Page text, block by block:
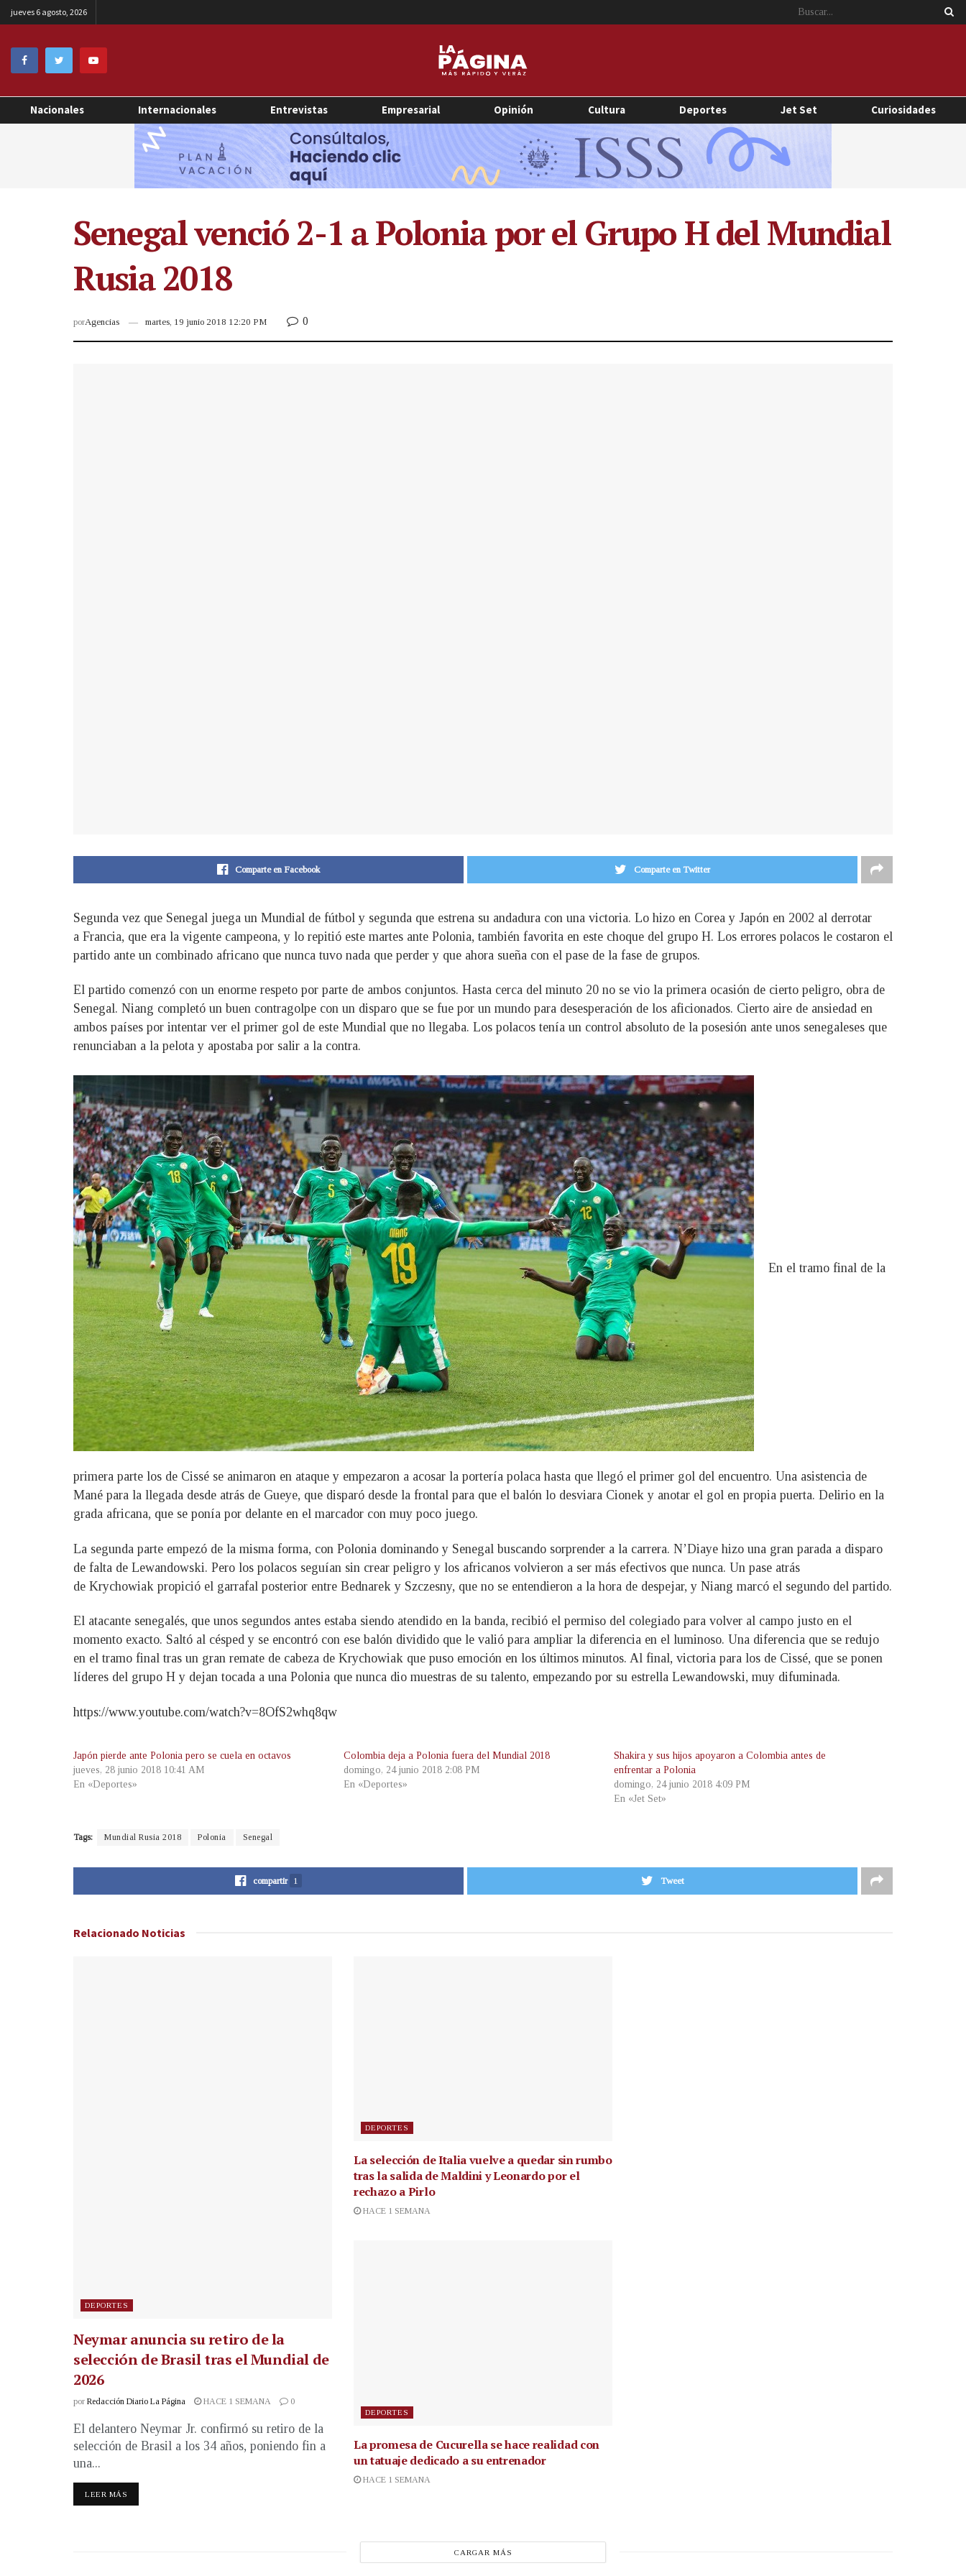
jueves 6 agosto, 2026
Nacionales Internacionales Entrevistas Empresarial Opinión Cultura Deportes Jet Set Curiosidades
Senegal venció 2-1 a Polonia por el Grupo H del Mundial
Rusia 2018
porAgencias martes, 19 junio 2018 12:20 PM 0
Comparte en Facebook Comparte en Twitter
Segunda vez que Senegal juega un Mundial de fútbol y segunda que estrena su andadura con una victoria. Lo hizo en Corea y Japón en 2002 al derrotar
a Francia, que era la vigente campeona, y lo repitió este martes ante Polonia, también favorita en este choque del grupo H. Los errores polacos le costaron el
partido ante un combinado africano que nunca tuvo nada que perder y que ahora sueña con el pase de la fase de grupos.
El partido comenzó con un enorme respeto por parte de ambos conjuntos. Hasta cerca del minuto 20 no se vio la primera ocasión de cierto peligro, obra de
Senegal. Niang completó un buen contragolpe con un disparo que se fue por un mundo para desesperación de los aficionados. Cierto aire de ansiedad en
ambos países por intentar ver el primer gol de este Mundial que no llegaba. Los polacos tenía un control absoluto de la posesión ante unos senegaleses que
renunciaban a la pelota y apostaba por salir a la contra.
En el tramo final de la
primera parte los de Cissé se animaron en ataque y empezaron a acosar la portería polaca hasta que llegó el primer gol del encuentro. Una asistencia de
Mané para la llegada desde atrás de Gueye, que disparó desde la frontal para que el balón lo desviara Cionek y anotar el gol en propia puerta. Delirio en la
grada africana, que se ponía por delante en el marcador con muy poco juego.
La segunda parte empezó de la misma forma, con Polonia dominando y Senegal buscando sorprender a la carrera. N’Diaye hizo una gran parada a disparo
de falta de Lewandowski. Pero los polacos seguían sin crear peligro y los africanos volvieron a ser más efectivos que nunca. Un pase atrás
de Krychowiak propició el garrafal posterior entre Bednarek y Szczesny, que no se entendieron a la hora de despejar, y Niang marcó el segundo del partido.
El atacante senegalés, que unos segundos antes estaba siendo atendido en la banda, recibió el permiso del colegiado para volver al campo justo en el
momento exacto. Saltó al césped y se encontró con ese balón dividido que le valió para ampliar la diferencia en el luminoso. Una diferencia que se redujo
en el tramo final tras un gran remate de cabeza de Krychowiak que puso emoción en los últimos minutos. Al final, victoria para los de Cissé, que se ponen
líderes del grupo H y dejan tocada a una Polonia que nunca dio muestras de su talento, empezando por su estrella Lewandowski, muy difuminada.
https://www.youtube.com/watch?v=8OfS2whq8qw
Japón pierde ante Polonia pero se cuela en octavos
jueves, 28 junio 2018 10:41 AM
En «Deportes»
Colombia deja a Polonia fuera del Mundial 2018
domingo, 24 junio 2018 2:08 PM
En «Deportes»
Shakira y sus hijos apoyaron a Colombia antes de
enfrentar a Polonia
domingo, 24 junio 2018 4:09 PM
En «Jet Set»
Tags: Mundial Rusia 2018 Polonia Senegal
compartir 1 Tweet
Relacionado Noticias
DEPORTES
Neymar anuncia su retiro de la
selección de Brasil tras el Mundial de
2026
por Redacción Diario La Página HACE 1 SEMANA 0
El delantero Neymar Jr. confirmó su retiro de la
selección de Brasil a los 34 años, poniendo fin a
una...
LEER MÁS
DEPORTES
La selección de Italia vuelve a quedar sin rumbo
tras la salida de Maldini y Leonardo por el
rechazo a Pirlo
HACE 1 SEMANA
DEPORTES
La promesa de Cucurella se hace realidad con
un tatuaje dedicado a su entrenador
HACE 1 SEMANA
CARGAR MÁS